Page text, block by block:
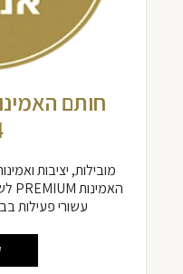
מובילות, יציבות
עשורי פעילות